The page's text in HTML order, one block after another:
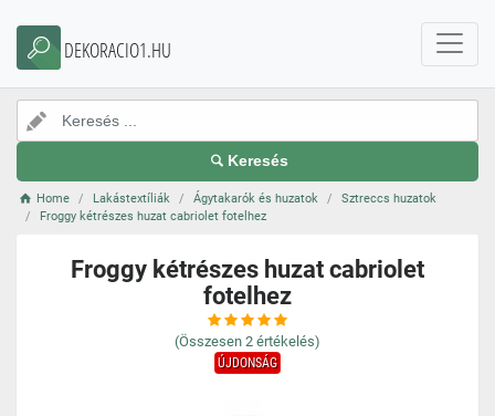
DEKORACIO1.HU
Keresés
Home Lakástextíliák Ágytakarók és huzatok
Sztreccs huzatok
Froggy kétrészes huzat cabriolet fotelhez
Froggy kétrészes huzat cabriolet
fotelhez
(Összesen 2 értékelés)
ÚJDONSÁG